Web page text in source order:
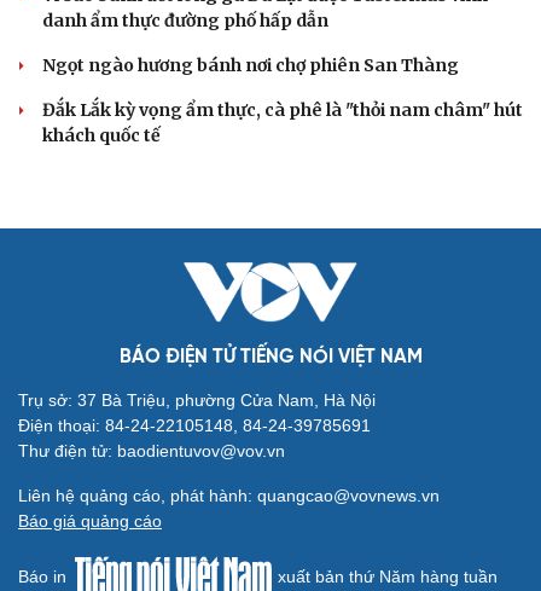
danh ẩm thực đường phố hấp dẫn
Ngọt ngào hương bánh nơi chợ phiên San Thàng
Đắk Lắk kỳ vọng ẩm thực, cà phê là "thỏi nam châm" hút
khách quốc tế
BÁO ĐIỆN TỬ TIẾNG NÓI VIỆT NAM
Trụ sở: 37 Bà Triệu, phường Cửa Nam, Hà Nội
Điện thoại: 84-24-22105148, 84-24-39785691
Thư điện tử: baodientuvov@vov.vn
Liên hệ quảng cáo, phát hành: quangcao@vovnews.vn
Báo giá quảng cáo
Báo in xuất bản thứ Năm hàng tuần